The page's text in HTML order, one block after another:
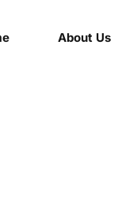
About Us